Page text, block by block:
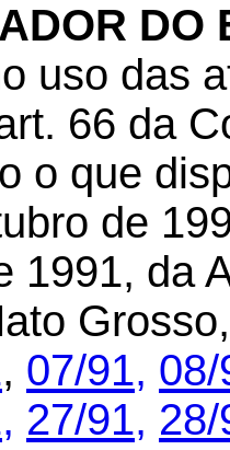
DO
uso das
66 da
o que
de
1991, da
, 07/91, 08/
27/91,